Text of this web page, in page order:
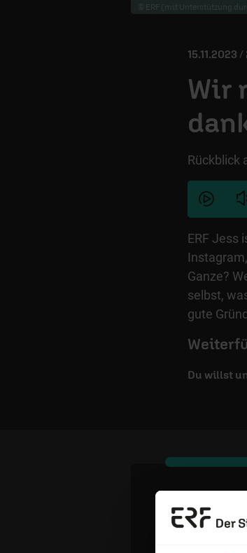
© ERF (mit Unterstützung
15.11.2023 /
Wir
Rückblick
ERF Jess
Ganze?
selbst,
gute
Du willst
Dein